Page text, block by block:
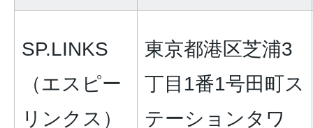
SP.LINKS
（エスピー
リンクス）
東京都港区芝浦3
丁目1番1号田町ス
テーションタワ